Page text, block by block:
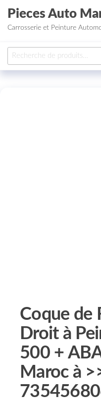
Aller au contenu
Pieces Auto
Carrosserie et Peinture
Recherche pour :
Coque de
Droit à
500 +
Maroc à